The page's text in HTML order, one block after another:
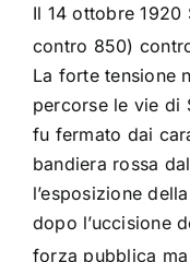
Il 14 ottobre1920
contro 850)
La forte tensione
percorse le vie di
fu fermato dai
bandiera rossa
l’esposizione
dopo l’uccisione
forza pubblica ma